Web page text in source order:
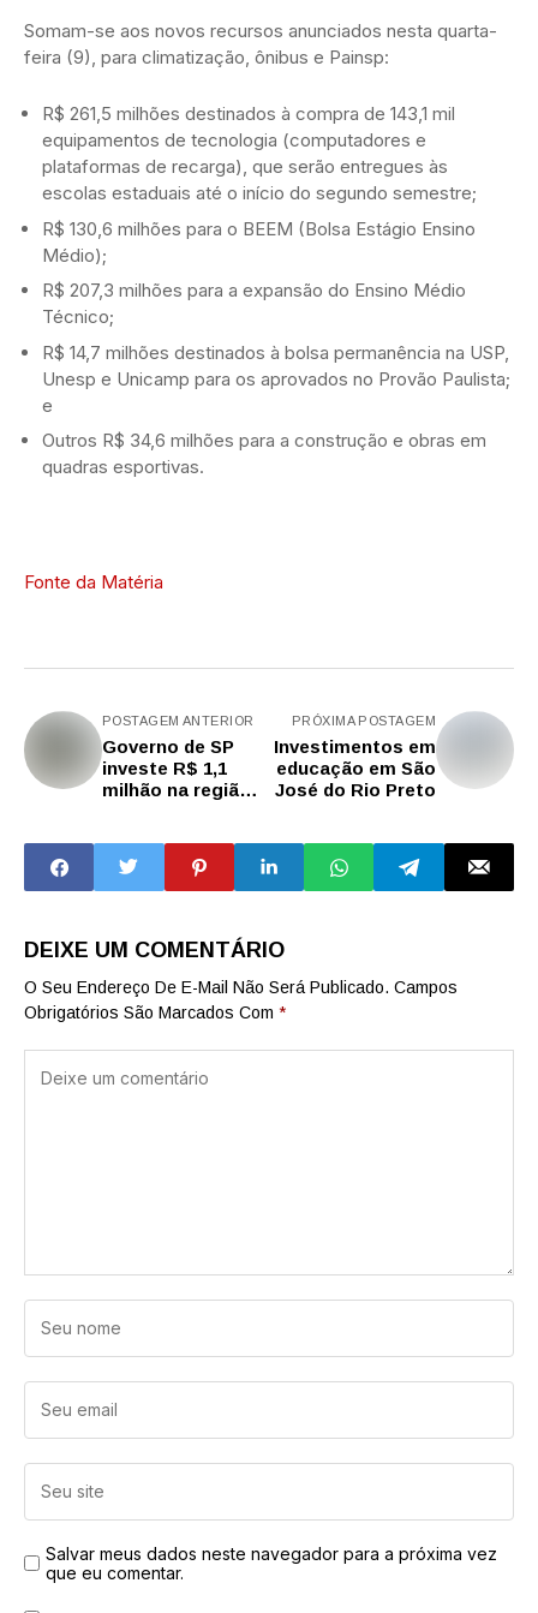
Somam-se aos novos recursos anunciados nesta quarta-
feira (9), para climatização, ônibus e Painsp:
R$ 261,5 milhões destinados à compra de 143,1 mil
equipamentos de tecnologia (computadores e
plataformas de recarga), que serão entregues às
escolas estaduais até o início do segundo semestre;
R$ 130,6 milhões para o BEEM (Bolsa Estágio Ensino
Médio);
R$ 207,3 milhões para a expansão do Ensino Médio
Técnico;
R$ 14,7 milhões destinados à bolsa permanência na USP,
Unesp e Unicamp para os aprovados no Provão Paulista;
e
Outros R$ 34,6 milhões para a construção e obras em
quadras esportivas.
Fonte da Matéria
POSTAGEM ANTERIOR
Governo de SP
investe R$ 1,1
milhão na região
e equipamentos
PRÓXIMA POSTAGEM
Investimentos em
educação em São
José do Rio Preto
DEIXE UM COMENTÁRIO
O Seu Endereço De E-Mail Não Será Publicado. Campos
Obrigatórios São Marcados Com *
Salvar meus dados neste navegador para a próxima vez
que eu comentar.